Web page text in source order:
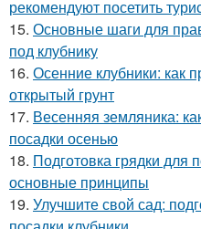
рекомендуют посетить
15. Основные шаги для
под клубнику
16. Осенние клубники: как
открытый грунт
17. Весенняя земляника:
посадки осенью
18. Подготовка грядки для
основные принципы
19. Улучшите свой сад: